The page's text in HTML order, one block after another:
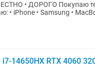
в любом состоянии.
14650HX RTX 4060